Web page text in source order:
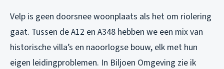
Velp is geen doorsnee woonplaats als het om riolering
gaat. Tussen de A12 en A348 hebben we een mix van
historische villa’s en naoorlogse bouw, elk met hun
eigen leidingproblemen. In Biljoen Omgeving zie ik